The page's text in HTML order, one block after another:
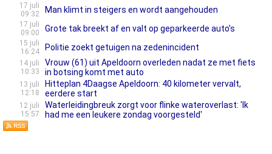
17 juli
09:32
Man klimt in steigers en wordt aangehouden
17 juli
09:00
Grote tak breekt af en valt op geparkeerde auto’s
15 juli
16:24
Politie zoekt getuigen na zedenincident
14 juli
10:33
Vrouw (61) uit Apeldoorn overleden nadat ze met fiets
in botsing komt met auto
13 juli
12:18
Hitteplan 4Daagse Apeldoorn: 40 kilometer vervalt,
eerdere start
12 juli
15:57
Waterleidingbreuk zorgt voor flinke wateroverlast: 'Ik
had me een leukere zondag voorgesteld'